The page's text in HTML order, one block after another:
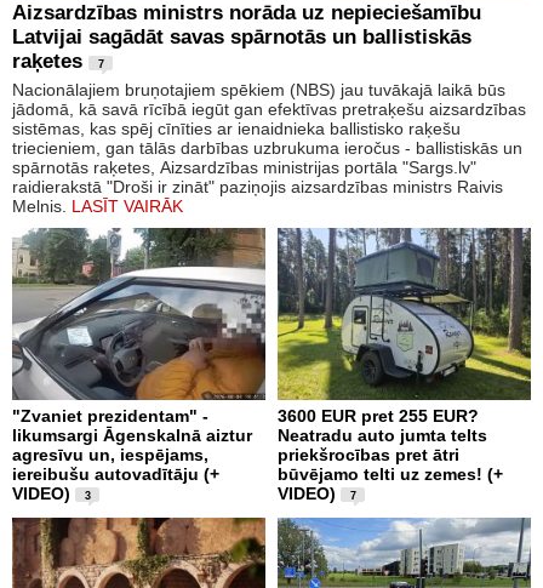
Aizsardzības ministrs norāda uz nepieciešamību
Latvijai sagādāt savas spārnotās un ballistiskās
raķetes
7
Nacionālajiem bruņotajiem spēkiem (NBS) jau tuvākajā laikā būs
jādomā, kā savā rīcībā iegūt gan efektīvas pretraķešu aizsardzības
sistēmas, kas spēj cīnīties ar ienaidnieka ballistisko raķešu
triecieniem, gan tālās darbības uzbrukuma ieročus - ballistiskās un
spārnotās raķetes, Aizsardzības ministrijas portāla "Sargs.lv"
raidierakstā "Droši ir zināt" paziņojis aizsardzības ministrs Raivis
Melnis. LASĪT VAIRĀK
"Zvaniet prezidentam" -
likumsargi Āgenskalnā aiztur
agresīvu un, iespējams,
iereibušu autovadītāju (+
VIDEO)
3
3600 EUR pret 255 EUR?
Neatradu auto jumta telts
priekšrocības pret ātri
būvējamo telti uz zemes! (+
VIDEO)
7